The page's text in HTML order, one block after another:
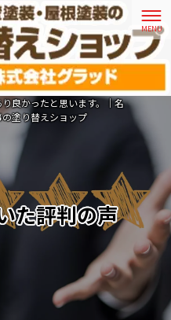
良かったと思います。｜名
塗り替えショップ
た評判の声